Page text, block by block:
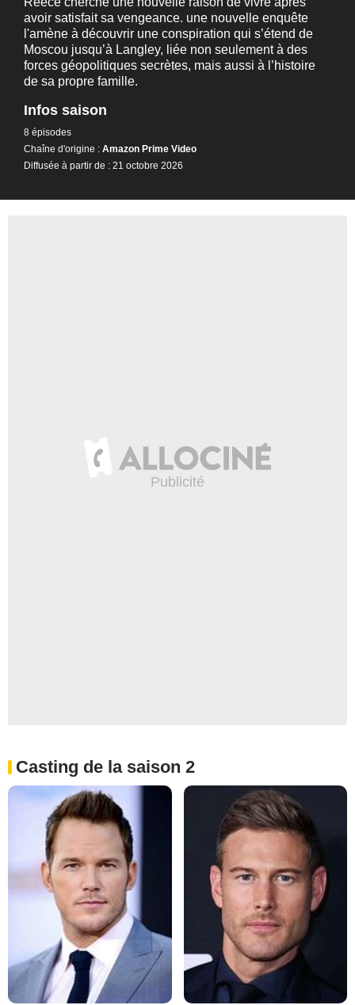
avoir satisfait sa vengeance. une nouvelle enquête
l'amène à découvrir une conspiration qui s’étend de
Moscou jusqu’à Langley, liée non seulement à des
forces géopolitiques secrètes, mais aussi à l’histoire
de sa propre famille.
Infos saison
8 épisodes
Chaîne d'origine : Amazon Prime Video
Diffusée à partir de : 21 octobre 2026
Casting de la saison 2